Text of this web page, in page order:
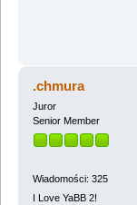
.chmura
Juror
Senior Member
Wiadomości: 325
I Love YaBB 2!